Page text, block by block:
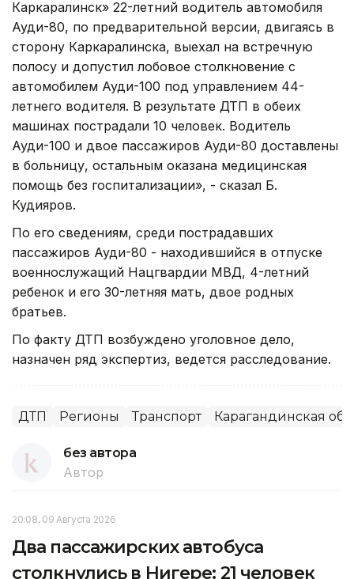
Каркаралинск» 22-летний водитель автомобиля
Ауди-80, по предварительной версии, двигаясь в
сторону Каркаралинска, выехал на встречную
полосу и допустил лобовое столкновение с
автомобилем Ауди-100 под управлением 44-
летнего водителя. В результате ДТП в обеих
машинах пострадали 10 человек. Водитель
Ауди-100 и двое пассажиров Ауди-80 доставлены
в больницу, остальным оказана медицинская
помощь без госпитализации», - сказал Б.
Кудияров.
По его сведениям, среди пострадавших
пассажиров Ауди-80 - находившийся в отпуске
военнослужащий Нацгвардии МВД, 4-летний
ребенок и его 30-летняя мать, двое родных
братьев.
По факту ДТП возбуждено уголовное дело,
назначен ряд экспертиз, ведется расследование.
ДТП Регионы Транспорт Карагандинская
без автора
Автор
20:08, 09 Августа 2026
Два пассажирских автобуса
столкнулись в Нигере: 21 человек